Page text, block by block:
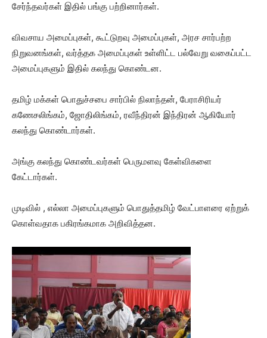
சேர்ந்தவர்கள் இதில் பங்கு பற்றினார்கள்.
விவசாய அமைப்புகள், கூட்டுறவு அமைப்புகள், அரச சார்பற்ற
நிறுவனங்கள், வர்த்தக அமைப்புகள் உள்ளிட்ட பல்வேறு வகைப்பட்ட
அமைப்புகளும் இதில் கலந்து கொண்டன.
தமிழ் மக்கள் பொதுச்சபை சார்பில் நிலாந்தன், பேராசிரியர்
கணேசலிங்கம், ஜோதிலிங்கம், ரவீந்திரன் இந்திரன் ஆகியோர்
கலந்து கொண்டார்கள்.
அங்கு கலந்து கொண்டவர்கள் பெருமளவு கேள்விகளை
கேட்டார்கள்.
முடிவில் , எல்லா அமைப்புகளும் பொதுத்தமிழ் வேட்பாளரை ஏற்றுக்
கொள்வதாக பகிரங்கமாக அறிவித்தன.